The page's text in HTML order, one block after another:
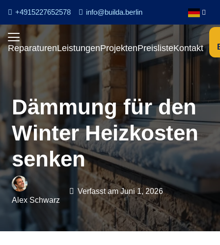
+4915227652578 info@builda.berlin
ReparaturenLeistungenProjektenPreislisteKontakt
Dämmung für den
Winter Heizkosten
senken
Alex Schwarz
Verfasst am Juni 1, 2026